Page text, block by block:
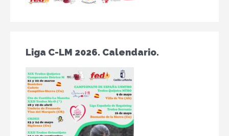
Liga C-LM 2026. Calendario.